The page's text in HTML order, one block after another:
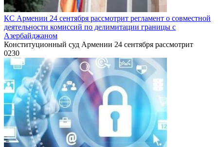
КС Армении 24 сентября рассмотрит регламент о совместной
деятельности комиссий по делимитации границы с
Азербайджаном
Конституционный суд Армении 24 сентября рассмотрит
0230